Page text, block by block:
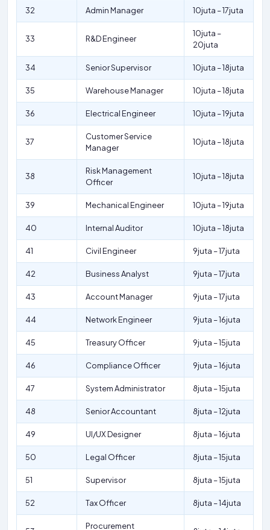
32 Admin Manager 10juta – 17juta
33 R&D Engineer
10juta –
20juta
34 Senior Supervisor 10juta – 18juta
35 Warehouse Manager 10juta – 18juta
36 Electrical Engineer 10juta – 19juta
37
Customer Service
Manager
10juta – 18juta
38
Risk Management
Officer
10juta – 18juta
39 Mechanical Engineer 10juta – 19juta
40 Internal Auditor 10juta – 18juta
41 Civil Engineer 9juta – 17juta
42 Business Analyst 9juta – 17juta
43 Account Manager 9juta – 17juta
44 Network Engineer 9juta – 16juta
45 Treasury Officer 9juta – 15juta
46 Compliance Officer 9juta – 16juta
47 System Administrator 8juta – 15juta
48 Senior Accountant 8juta – 12juta
49 UI/UX Designer 8juta – 16juta
50 Legal Officer 8juta – 15juta
51 Supervisor 8juta – 15juta
52 Tax Officer 8juta – 14juta
Procurement